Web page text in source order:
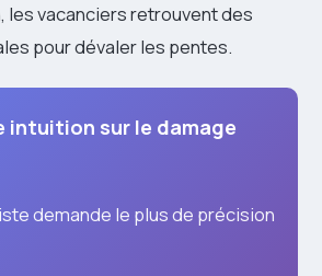
les vacanciers retrouvent des
pour dévaler les pentes.
intuition sur le damage
demande le plus de précision